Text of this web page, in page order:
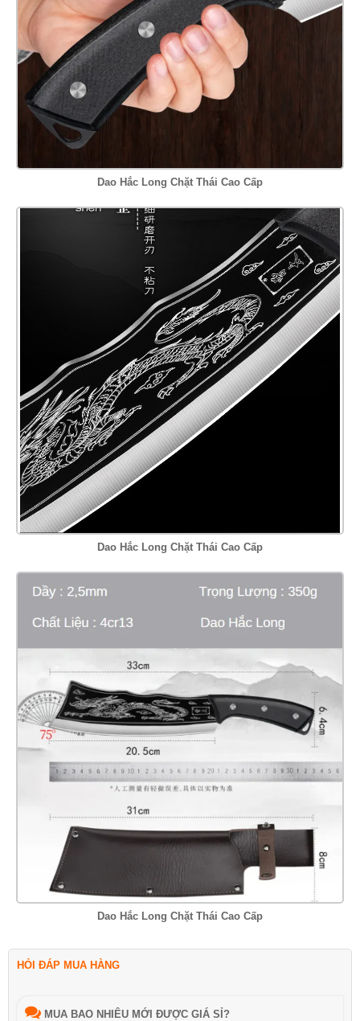
Dao Hắc Long Chặt Thái Cao Cấp
Dao Hắc Long Chặt Thái Cao Cấp
Dao Hắc Long Chặt Thái Cao Cấp
HỎI ĐÁP MUA HÀNG
MUA BAO NHIÊU MỚI ĐƯỢC GIÁ SỈ?